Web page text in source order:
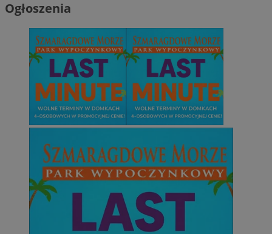
Ogłoszenia